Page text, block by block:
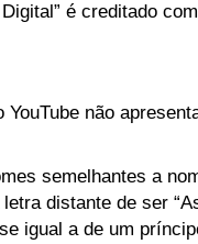
é creditado
não
semelhantes a
distante de ser
igual a de um